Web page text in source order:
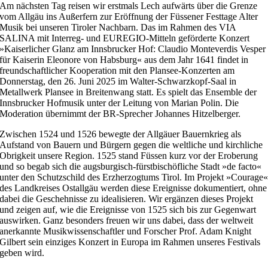
Am nächsten Tag reisen wir erstmals Lech aufwärts über die Grenze
vom Allgäu ins Außerfern zur Eröffnung der Füssener Festtage Alter
Musik bei unseren Tiroler Nachbarn. Das im Rahmen des VIA
SALINA mit Interreg- und EUREGIO-Mitteln geförderte Konzert
»Kaiserlicher Glanz am Innsbrucker Hof: Claudio Monteverdis Vesper
für Kaiserin Eleonore von Habsburg« aus dem Jahr 1641 findet in
freundschaftlicher Kooperation mit den Plansee-Konzerten am
Donnerstag, den 26. Juni 2025 im Walter-Schwarzkopf-Saal in
Metallwerk Plansee in Breitenwang statt. Es spielt das Ensemble der
Innsbrucker Hofmusik unter der Leitung von Marian Polin. Die
Moderation übernimmt der BR-Sprecher Johannes Hitzelberger.
Zwischen 1524 und 1526 bewegte der Allgäuer Bauernkrieg als
Aufstand von Bauern und Bürgern gegen die weltliche und kirchliche
Obrigkeit unsere Region. 1525 stand Füssen kurz vor der Eroberung
und so begab sich die augsburgisch-fürstbischöfliche Stadt »de facto«
unter den Schutzschild des Erzherzogtums Tirol. Im Projekt »Courage«
des Landkreises Ostallgäu werden diese Ereignisse dokumentiert, ohne
dabei die Geschehnisse zu idealisieren. Wir ergänzen dieses Projekt
und zeigen auf, wie die Ereignisse von 1525 sich bis zur Gegenwart
auswirken. Ganz besonders freuen wir uns dabei, dass der weltweit
anerkannte Musikwissenschaftler und Forscher Prof. Adam Knight
Gilbert sein einziges Konzert in Europa im Rahmen unseres Festivals
geben wird.